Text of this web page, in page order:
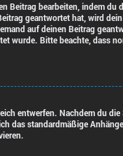
bearbeiten, indem du
geantwortet hat, wird
auf deinen Beitrag
wurde. Bitte beachte, dass
entwerfen. Nachdem du
das standardmäßige